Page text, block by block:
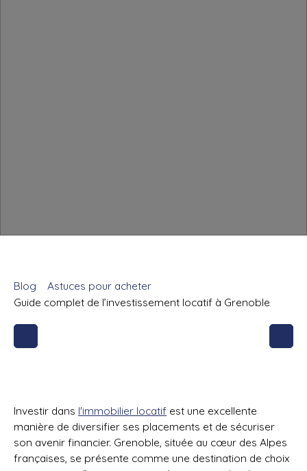
Blog
Astuces pour acheter
Guide complet de l’investissement locatif à Grenoble
Investir dans l'immobilier locatif est une excellente
manière de diversifier ses placements et de sécuriser
son avenir financier. Grenoble, située au cœur des Alpes
françaises, se présente comme une destination de choix